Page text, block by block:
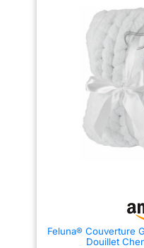
monde aime une couverture
confortable
Feluna® Couverture
Douillet